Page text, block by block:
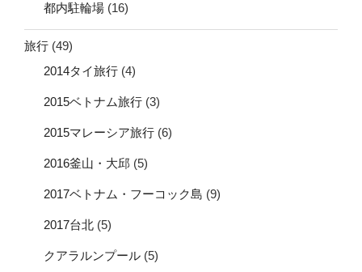
都内駐輪場 (16)
旅行 (49)
2014タイ旅行 (4)
2015ベトナム旅行 (3)
2015マレーシア旅行 (6)
2016釜山・大邱 (5)
2017ベトナム・フーコック島 (9)
2017台北 (5)
クアラルンプール (5)